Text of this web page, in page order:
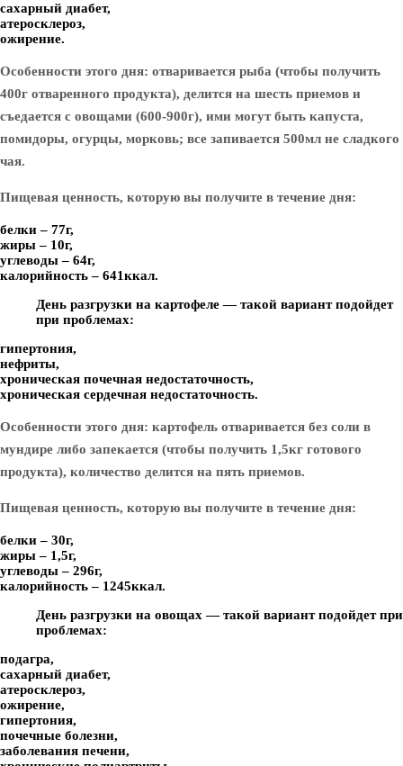
сахарный диабет,
атеросклероз,
ожирение.
Особенности этого дня: отваривается рыба (чтобы получить
400г отваренного продукта), делится на шесть приемов и
съедается с овощами (600-900г), ими могут быть капуста,
помидоры, огурцы, морковь; все запивается 500мл не сладкого
чая.
Пищевая ценность, которую вы получите в течение дня:
белки – 77г,
жиры – 10г,
углеводы – 64г,
калорийность – 641ккал.
День разгрузки на картофеле — такой вариант подойдет
при проблемах:
гипертония,
нефриты,
хроническая почечная недостаточность,
хроническая сердечная недостаточность.
Особенности этого дня: картофель отваривается без соли в
мундире либо запекается (чтобы получить 1,5кг готового
продукта), количество делится на пять приемов.
Пищевая ценность, которую вы получите в течение дня:
белки – 30г,
жиры – 1,5г,
углеводы – 296г,
калорийность – 1245ккал.
День разгрузки на овощах — такой вариант подойдет при
проблемах:
подагра,
сахарный диабет,
атеросклероз,
ожирение,
гипертония,
почечные болезни,
заболевания печени,